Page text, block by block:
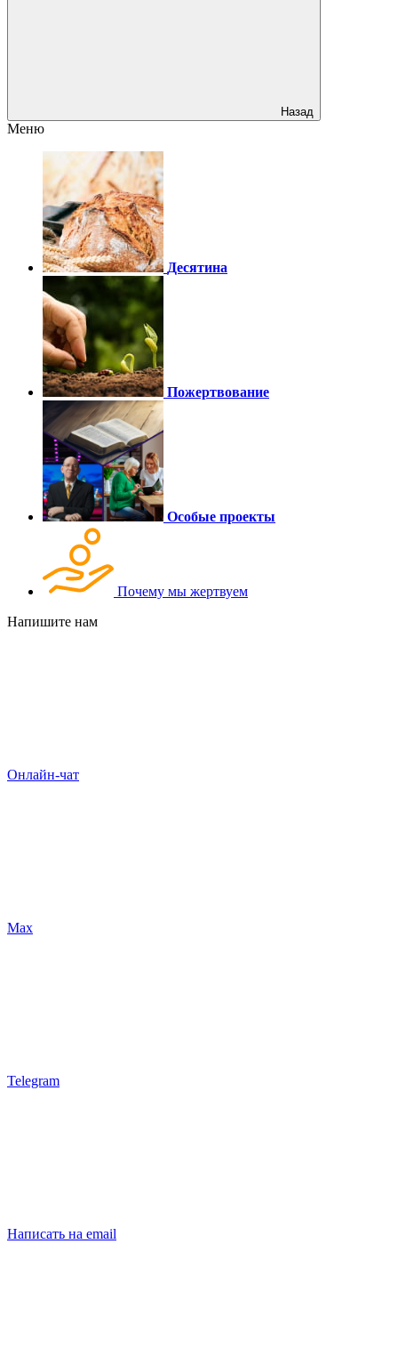
Назад
Меню
Десятина
Пожертвование
Особые проекты
Почему мы жертвуем
Напишите нам
Онлайн-чат
Max
Telegram
Написать на email